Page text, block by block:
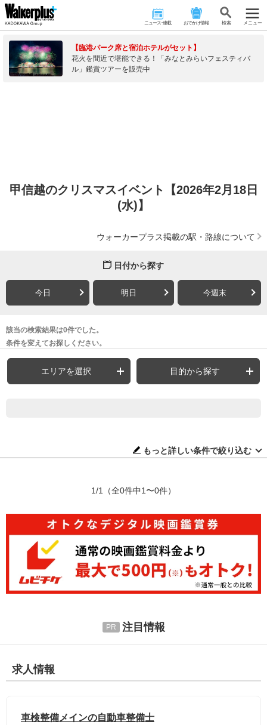
ニュース･連載 おでかけ情報 検 索 メニュー
【臨港パーク席と宿泊ホテルがセット】
花火を間近で堪能できる！「みなとみらいフェスティバ
ル」鑑賞ツアーを販売中
甲信越のクリスマスイベント【2026年2月18日
(水)】
ウォーカープラス掲載の駅・路線について
日付から探す
今日 明日 今週末
該当の検索結果は0件でした。
条件を変えてお探しください。
エリアを選択 目的から探す
もっと詳しい条件で絞り込む
1/1 （全0件中1〜0件）
注目情報
求人情報
車検整備メインの自動車整備士